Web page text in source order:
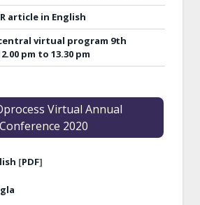
article in English
virtual program 9th
pm to 13.30 pm
Virtual Annual
Conference 2020
[PDF]